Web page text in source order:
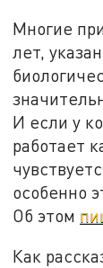
Многие
лет,
И если у
работает
особенно
Об этом
Как